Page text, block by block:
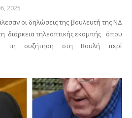
2025
οι δηλώσεις της βουλευτή της ΝΔ
διάρκεια τηλεοπτικής εκομπής όπου
τη συζήτηση στη Βουλή περί